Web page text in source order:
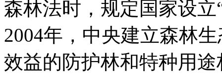
森林法时，规定国家设
2004年，中央建立森林
效益的防护林和特种用